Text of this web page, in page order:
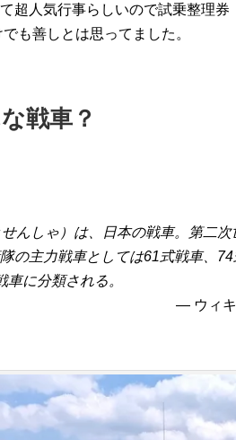
超人気行事らしいので試乗整理券
も善しとは思ってました。
戦車？
んしゃ）は、日本の戦車。第二
の主力戦車としては61式戦車、
に分類される。
ウィ